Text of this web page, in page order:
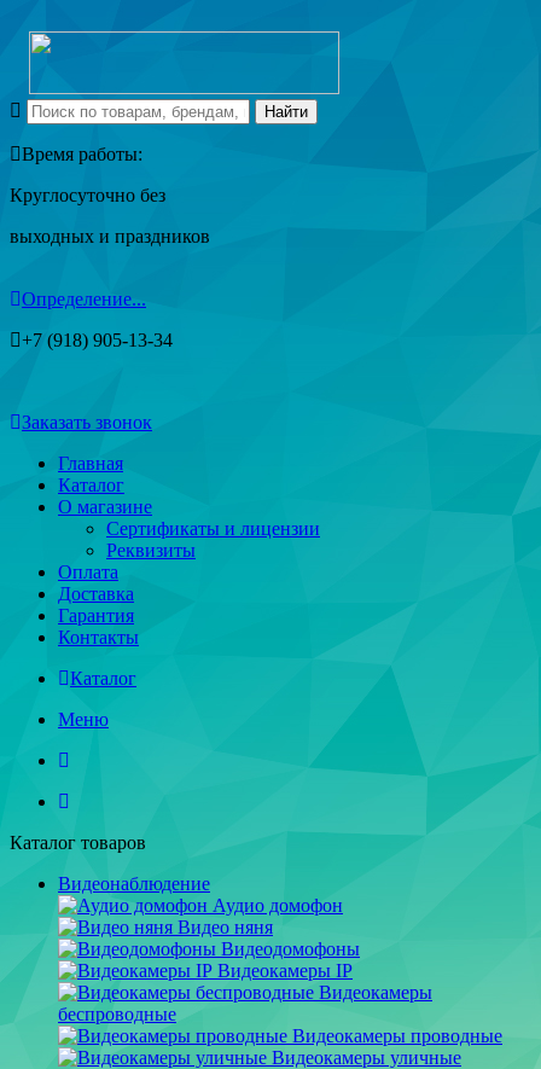
Время работы:
Круглосуточно без
выходных и праздников
Определение...
+7 (918) 905-13-34
Заказать звонок
Главная
Каталог
О магазине
Сертификаты и лицензии
Реквизиты
Оплата
Доставка
Гарантия
Контакты
Каталог
Меню
Каталог товаров
Видеонаблюдение
Аудио домофон
Видео няня
Видеодомофоны
Видеокамеры IP
Видеокамеры
беспроводные
Видеокамеры проводные
Видеокамеры уличные